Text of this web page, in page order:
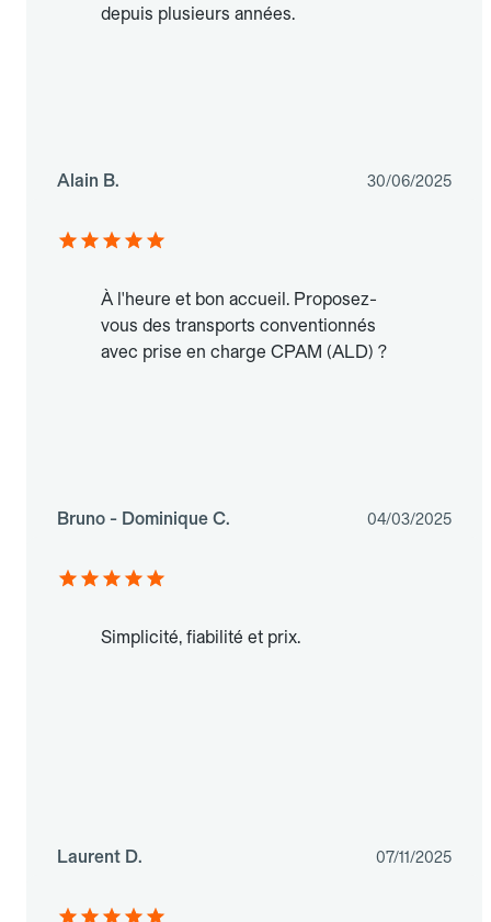
depuis plusieurs années.
Alain B. 30/06/2025
À l'heure et bon accueil. Proposez-
vous des transports conventionnés
avec prise en charge CPAM (ALD) ?
Bruno - Dominique C. 04/03/2025
Simplicité, fiabilité et prix.
Laurent D. 07/11/2025